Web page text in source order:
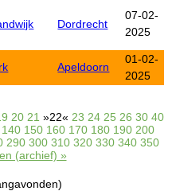
Dordrecht
07-02-
2025
Apeldoorn
01-02-
2025
20 21 »22« 23 24 25 26 30 40
140 150 160 170 180 190 200
290 300 310 320 330 340 350
(archief) »